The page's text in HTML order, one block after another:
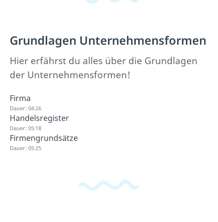
Grundlagen Unternehmensformen
Hier erfährst du alles über die Grundlagen
der Unternehmensformen!
Firma
Dauer: 04:26
Handelsregister
Dauer: 05:18
Firmengrundsätze
Dauer: 05:25